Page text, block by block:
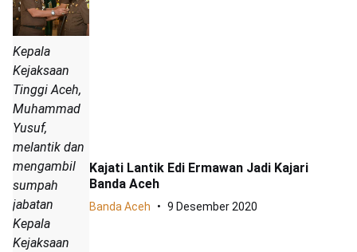
Kepala
Kejaksaan
Tinggi Aceh,
Muhammad
Yusuf,
melantik dan
mengambil
sumpah
jabatan
Kepala
Kejaksaan
Kajati Lantik Edi Ermawan Jadi Kajari
Banda Aceh
Banda Aceh 9 Desember 2020